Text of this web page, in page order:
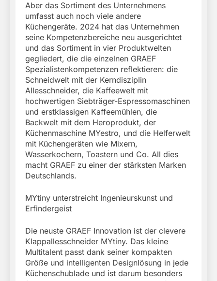
Aber das Sortiment des Unternehmens
umfasst auch noch viele andere
Küchengeräte. 2024 hat das Unternehmen
seine Kompetenzbereiche neu ausgerichtet
und das Sortiment in vier Produktwelten
gegliedert, die die einzelnen GRAEF
Spezialistenkompetenzen reflektieren: die
Schneidwelt mit der Kerndisziplin
Allesschneider, die Kaffeewelt mit
hochwertigen Siebträger-Espressomaschinen
und erstklassigen Kaffeemühlen, die
Backwelt mit dem Heroprodukt, der
Küchenmaschine MYestro, und die Helferwelt
mit Küchengeräten wie Mixern,
Wasserkochern, Toastern und Co. All dies
macht GRAEF zu einer der stärksten Marken
Deutschlands.
MYtiny unterstreicht Ingenieurskunst und
Erfindergeist
Die neuste GRAEF Innovation ist der clevere
Klappallesschneider MYtiny. Das kleine
Multitalent passt dank seiner kompakten
Größe und intelligenten Designlösung in jede
Küchenschublade und ist darum besonders